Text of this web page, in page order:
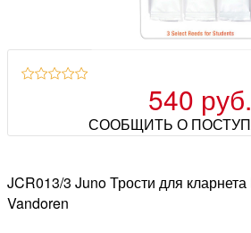
540 руб.
СООБЩИТЬ О
JCR013/3 Juno Трости для
Vandoren